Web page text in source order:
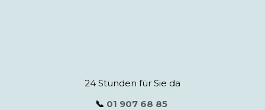
24 Stunden für Sie da
📞 01 907 68 85